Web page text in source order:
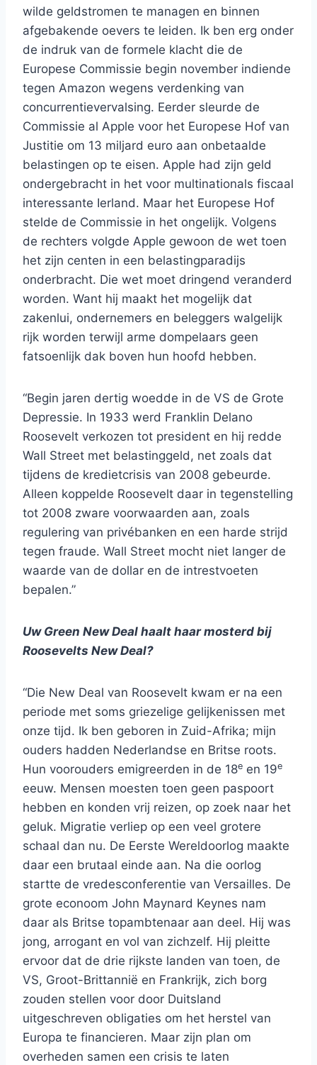
wilde geldstromen te managen en binnen
afgebakende oevers te leiden. Ik ben erg onder
de indruk van de formele klacht die de
Europese Commissie begin november indiende
tegen Amazon wegens verdenking van
concurrentievervalsing. Eerder sleurde de
Commissie al Apple voor het Europese Hof van
Justitie om 13 miljard euro aan onbetaalde
belastingen op te eisen. Apple had zijn geld
ondergebracht in het voor multinationals fiscaal
interessante Ierland. Maar het Europese Hof
stelde de Commissie in het ongelijk. Volgens
de rechters volgde Apple gewoon de wet toen
het zijn centen in een belastingparadijs
onderbracht. Die wet moet dringend veranderd
worden. Want hij maakt het mogelijk dat
zakenlui, ondernemers en beleggers walgelijk
rijk worden terwijl arme dompelaars geen
fatsoenlijk dak boven hun hoofd hebben.
“Begin jaren dertig woedde in de VS de Grote
Depressie. In 1933 werd Franklin Delano
Roosevelt verkozen tot president en hij redde
Wall Street met belastinggeld, net zoals dat
tijdens de kredietcrisis van 2008 gebeurde.
Alleen koppelde Roosevelt daar in tegenstelling
tot 2008 zware voorwaarden aan, zoals
regulering van privébanken en een harde strijd
tegen fraude. Wall Street mocht niet langer de
waarde van de dollar en de intrestvoeten
bepalen.”
Uw Green New Deal haalt haar mosterd bij
Roosevelts New Deal?
“Die New Deal van Roosevelt kwam er na een
periode met soms griezelige gelijkenissen met
onze tijd. Ik ben geboren in Zuid-Afrika; mijn
ouders hadden Nederlandse en Britse roots.
Hun voorouders emigreerden in de 18e en 19e
eeuw. Mensen moesten toen geen paspoort
hebben en konden vrij reizen, op zoek naar het
geluk. Migratie verliep op een veel grotere
schaal dan nu. De Eerste Wereldoorlog maakte
daar een brutaal einde aan. Na die oorlog
startte de vredesconferentie van Versailles. De
grote econoom John Maynard Keynes nam
daar als Britse topambtenaar aan deel. Hij was
jong, arrogant en vol van zichzelf. Hij pleitte
ervoor dat de drie rijkste landen van toen, de
VS, Groot-Brittannië en Frankrijk, zich borg
zouden stellen voor door Duitsland
uitgeschreven obligaties om het herstel van
Europa te financieren. Maar zijn plan om
overheden samen een crisis te laten